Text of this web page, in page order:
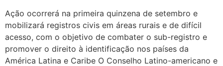
Ação ocorrerá na primeira quinzena de setembro e
mobilizará registros civis em áreas rurais e de difícil
acesso, com o objetivo de combater o sub-registro e
promover o direito à identificação nos países da
América Latina e Caribe O Conselho Latino-americano e